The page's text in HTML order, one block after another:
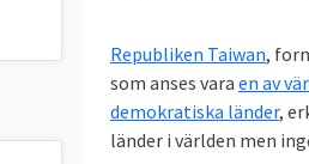
Republiken Taiwan,
som anses vara en av
demokratiska länder,
länder i världen men